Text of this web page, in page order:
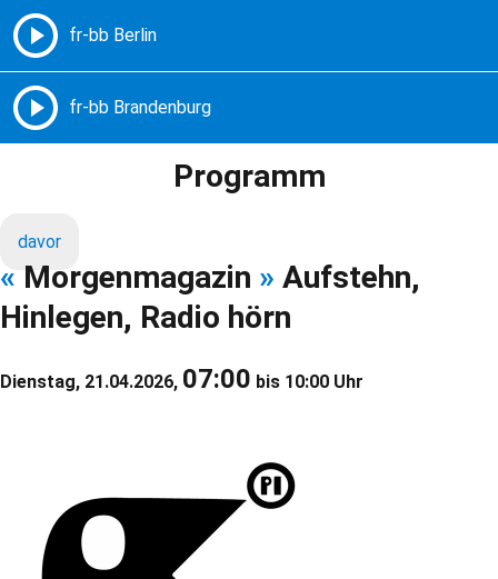
Freie Radios – Berlin Brandenburg
Programm
davor
« Morgenmagazin » Aufstehn,
Hinlegen, Radio hörn
Dienstag, 21.04.2026, 07:00 bis 10:00 Uhr